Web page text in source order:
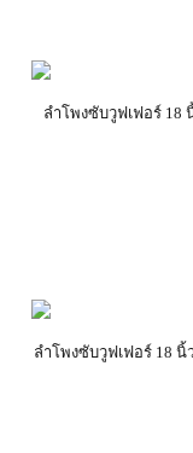
ลำโพงซับวูฟเฟอร์ 18
ลำโพงซับวูฟเฟอร์ 18 นิ้